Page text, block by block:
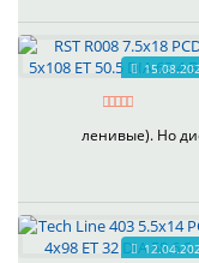
ленивые). Но